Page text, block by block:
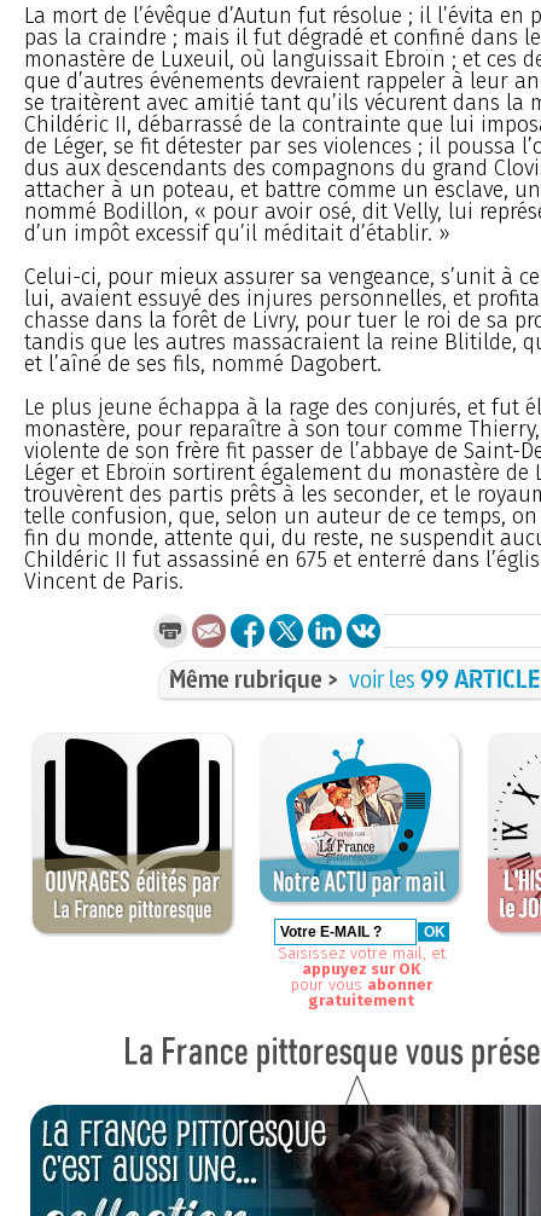
La mort de l’évêque d’Autun fut résolue ; il l’évita en
pas la craindre ; mais il fut dégradé et confiné dans
monastère de Luxeuil, où languissait Ebroïn ; et ces
que d’autres événements devraient rappeler à leur
se traitèrent avec amitié tant qu’ils vécurent dans la
Childéric II, débarrassé de la contrainte que lui
de Léger, se fit détester par ses violences ; il poussa
dus aux descendants des compagnons du grand
attacher à un poteau, et battre comme un esclave,
nommé Bodillon, « pour avoir osé, dit Velly, lui
d’un impôt excessif qu’il méditait d’établir. »
Celui-ci, pour mieux assurer sa vengeance, s’unit à
lui, avaient essuyé des injures personnelles, et
chasse dans la forêt de Livry, pour tuer le roi de sa
tandis que les autres massacraient la reine Blitilde,
et l’aîné de ses fils, nommé Dagobert.
Le plus jeune échappa à la rage des conjurés, et fut
monastère, pour reparaître à son tour comme
violente de son frère fit passer de l’abbaye de Saint-
Léger et Ebroïn sortirent également du monastère de
trouvèrent des partis prêts à les seconder, et le
telle confusion, que, selon un auteur de ce temps,
fin du monde, attente qui, du reste, ne suspendit
Childéric II fut assassiné en 675 et enterré dans
Vincent de Paris.
Même rubrique > voir les99
Saisissez votre mail, et
appuyez sur OK
pour vous abonner
gratuitement